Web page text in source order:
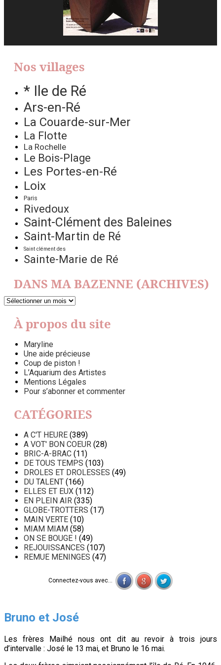
Nos villages
* Ile de Ré
Ars-en-Ré
La Couarde-sur-Mer
La Flotte
La Rochelle
Le Bois-Plage
Les Portes-en-Ré
Loix
Paris
Rivedoux
Saint-Clément des Baleines
Saint-Martin de Ré
Saint clément des
Sainte-Marie de Ré
DANS MA BAZENNE (ARCHIVES)
DANS
BAZENNE
(ARCHIVES)
À propos du site
Maryline
Une aide précieuse
Coup de piston !
L’Aquarium des Artistes
Mentions Légales
Pour s’abonner et commenter
CATÉGORIES
A C'T HEURE (389)
A VOT' BON COEUR (28)
BRIC-A-BRAC (11)
DE TOUS TEMPS (103)
DROLES ET DROLESSES (49)
DU TALENT (166)
ELLES ET EUX (112)
EN PLEIN AIR (335)
GLOBE-TROTTERS (17)
MAIN VERTE (10)
MIAM MIAM (58)
ON SE BOUGE ! (49)
REJOUISSANCES (107)
REMUE MENINGES (47)
Connectez-vous avec...
Bruno et José
Les frères Mailhé nous ont dit au revoir à trois jours
d’intervalle : José le 13 mai, et Bruno le 16 mai.